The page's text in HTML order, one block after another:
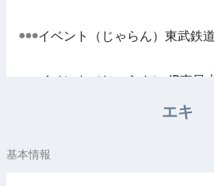
イベント（じゃらん）東武鉄
イベント（じゃらん）JR東日
エキ
基本情報